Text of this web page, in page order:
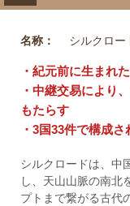
名称： シルクロー
・紀元前に生まれ
・中継交易により
もたらす
・3国33件で構成
シルクロードは、中
し、天山山脈の南北
プトまで繋がる古代